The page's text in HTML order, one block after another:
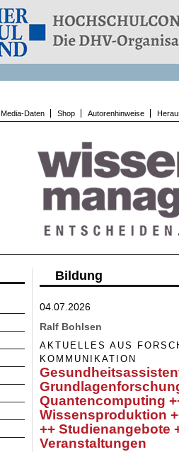
Media-Daten Shop Autorenhinweise
Bildung
04.07.2026
Ralf Bohlsen
AKTUELLES AUS
KOMMUNIKATION
Quantencomputing
Wissensproduktion
++ Studienangebote
Veranstaltungen